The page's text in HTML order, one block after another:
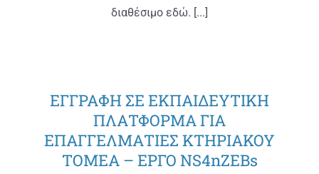
διαθέσιμο εδώ. [...]
ΕΓΓΡΑΦΗ ΣΕ ΕΚΠΑΙΔΕΥΤΙΚΗ
ΠΛΑΤΦΟΡΜΑ ΓΙΑ
ΕΠΑΓΓΕΛΜΑΤΙΕΣ ΚΤΗΡΙΑΚΟΥ
ΤΟΜΕΑ – ΕΡΓΟ NS4nZEBs